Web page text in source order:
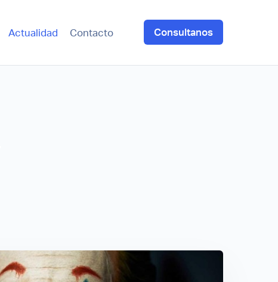
Actualidad Contacto Consultanos